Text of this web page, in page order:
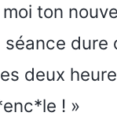
moi ton
dure
deux
! »